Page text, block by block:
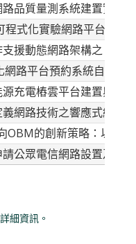
品質量測系統建置實例
程式化實驗網路平台預約
援動態網路架構之 PVE
網路平台預約系統自動化
充電樁雲平台建置與商
網路技術之響應式網路
OBM的創新策略：以某
公眾電信網路設置及審
細資訊。